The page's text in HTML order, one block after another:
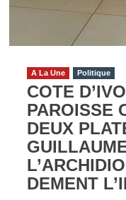
A La Une Politique
COTE
PAROISSE
DEUX
DEMENT